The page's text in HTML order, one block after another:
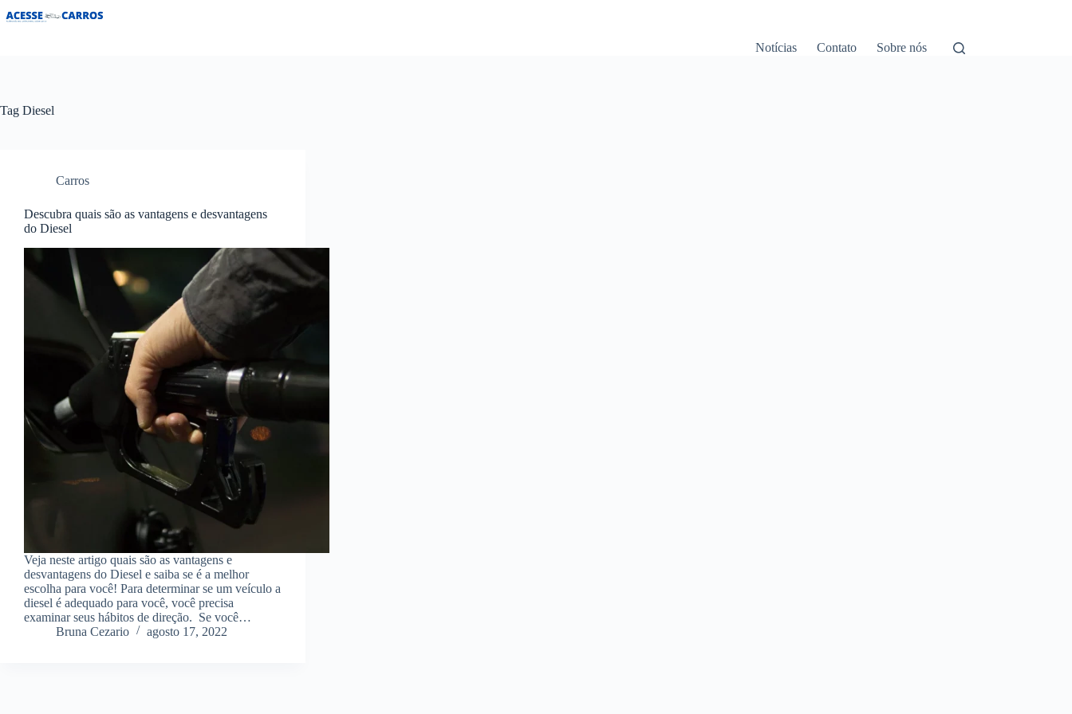
para
Notícias Contato Sobre nós
Tag Diesel
Carros
Descubra quais são as vantagens e desvantagens
do Diesel
Veja neste artigo quais são as vantagens e
desvantagens do Diesel e saiba se é a melhor
escolha para você! Para determinar se um veículo a
diesel é adequado para você, você precisa
examinar seus hábitos de direção. Se você…
Bruna Cezario
agosto 17, 2022